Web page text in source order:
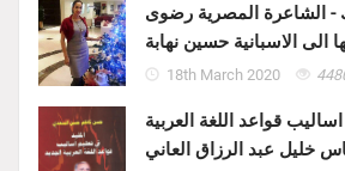
- الشاعرة المصرية رضوى
الى الاسبانية حسين نهابة
18th March 2020
قواعد اللغة العربية
خليل عبد الرزاق العاني